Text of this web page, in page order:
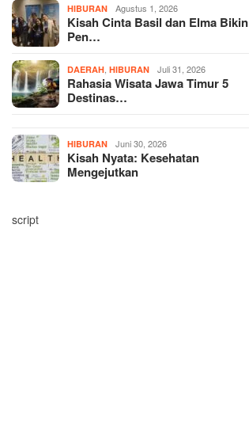
HIBURAN Agustus 1, 2026
Kisah Cinta Basil dan Elma Bikin
Pen…
DAERAH ,HIBURAN Juli 31, 2026
Rahasia Wisata Jawa Timur 5
Destinas…
HIBURAN Juni 30, 2026
Kisah Nyata: Kesehatan
Mengejutkan
script